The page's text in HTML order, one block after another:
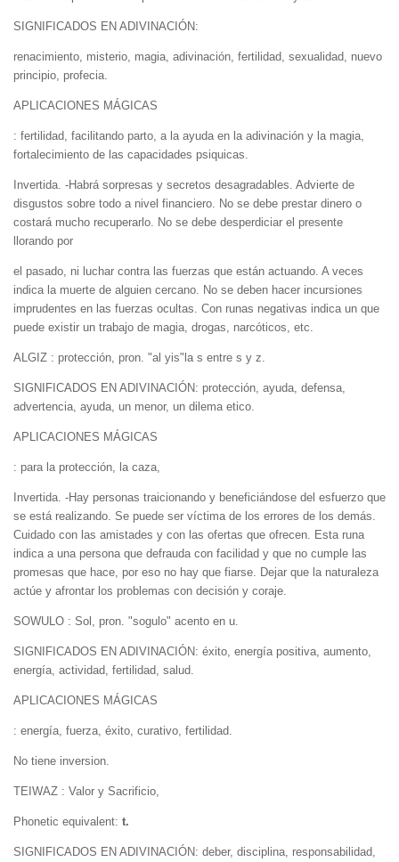
SIGNIFICADOS EN ADIVINACIÓN:
renacimiento, misterio, magia, adivinación, fertilidad, sexualidad, nuevo
principio, profecia.
APLICACIONES MÁGICAS
: fertilidad, facilitando parto, a la ayuda en la adivinación y la magia,
fortalecimiento de las capacidades psiquicas.
Invertida. -Habrá sorpresas y secretos desagradables. Advierte de
disgustos sobre todo a nivel financiero. No se debe prestar dinero o
costará mucho recuperarlo. No se debe desperdiciar el presente
llorando por
el pasado, ni luchar contra las fuerzas que están actuando. A veces
indica la muerte de alguien cercano. No se deben hacer incursiones
imprudentes en las fuerzas ocultas. Con runas negativas indica un que
puede existir un trabajo de magia, drogas, narcóticos, etc.
ALGIZ : protección, pron. "al yis"la s entre s y z.
SIGNIFICADOS EN ADIVINACIÓN: protección, ayuda, defensa,
advertencia, ayuda, un menor, un dilema etico.
APLICACIONES MÁGICAS
: para la protección, la caza,
Invertida. -Hay personas traicionando y beneficiándose del esfuerzo que
se está realizando. Se puede ser víctima de los errores de los demás.
Cuidado con las amistades y con las ofertas que ofrecen. Esta runa
indica a una persona que defrauda con facilidad y que no cumple las
promesas que hace, por eso no hay que fiarse. Dejar que la naturaleza
actúe y afrontar los problemas con decisión y coraje.
SOWULO : Sol, pron. "sogulo" acento en u.
SIGNIFICADOS EN ADIVINACIÓN: éxito, energía positiva, aumento,
energía, actividad, fertilidad, salud.
APLICACIONES MÁGICAS
: energía, fuerza, éxito, curativo, fertilidad.
No tiene inversion.
TEIWAZ : Valor y Sacrificio,
Phonetic equivalent: t.
SIGNIFICADOS EN ADIVINACIÓN: deber, disciplina, responsabilidad,